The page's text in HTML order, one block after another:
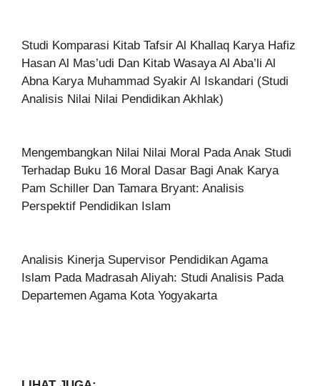
Studi Komparasi Kitab Tafsir Al Khallaq Karya Hafiz
Hasan Al Mas’udi Dan Kitab Wasaya Al Aba’li Al
Abna Karya Muhammad Syakir Al Iskandari (Studi
Analisis Nilai Nilai Pendidikan Akhlak)
Mengembangkan Nilai Nilai Moral Pada Anak Studi
Terhadap Buku 16 Moral Dasar Bagi Anak Karya
Pam Schiller Dan Tamara Bryant: Analisis
Perspektif Pendidikan Islam
Analisis Kinerja Supervisor Pendidikan Agama
Islam Pada Madrasah Aliyah: Studi Analisis Pada
Departemen Agama Kota Yogyakarta